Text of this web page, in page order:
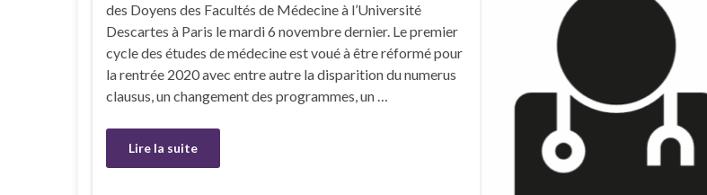
des Doyens des Facultés de Médecine à l’Université
Descartes à Paris le mardi 6 novembre dernier. Le premier
cycle des études de médecine est voué à être réformé pour
la rentrée 2020 avec entre autre la disparition du numerus
clausus, un changement des programmes, un …
Lire la suite